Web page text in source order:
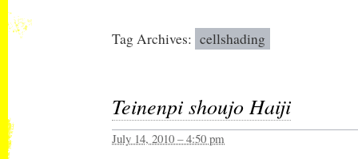
Tag Archives: cellshading
Teinenpi shoujo Haiji
July 14, 2010 – 4:50 pm